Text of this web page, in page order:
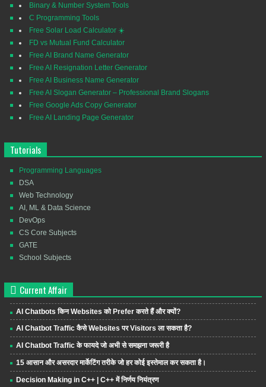
Binary & Number System Tools
C Programming Tools
Free Solar Load Calculator ☀️
FD vs Mutual Fund Calculator
Free AI Brand Name Generator
Free AI Resignation Letter Generator
Free AI Business Name Generator
Free AI Slogan Generator – Professional Brand Slogans
Free Google Ads Copy Generator
Free AI Landing Page Generator
Tutorials
Programming Languages
DSA
Web Technology
AI, ML & Data Science
DevOps
CS Core Subjects
GATE
School Subjects
Current Affair
AI Chatbots किन Websites को Prefer करते हैं और क्यों?
AI Chatbot Traffic कैसे Websites पर Visitors ला सकता है?
AI Chatbot Traffic के फायदे जो अभी से समझना जरूरी है
15 आसान और असरदार मार्केटिंग तरीके जो हर कोई इस्तेमाल कर सकता है।
Decision Making in C++ | C++ में निर्णय नियंत्रण